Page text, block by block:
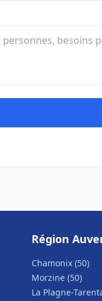
Région
Chamonix (50)
Morzine (50)
La Plagne-